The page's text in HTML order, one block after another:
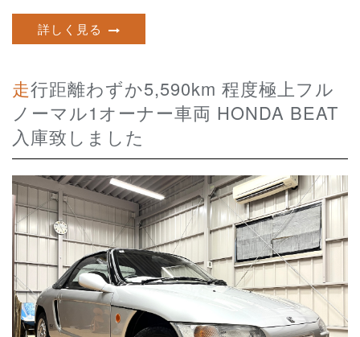
詳しく見る
走行距離わずか5,590km 程度極上フル
ノーマル1オーナー車両 HONDA BEAT
入庫致しました